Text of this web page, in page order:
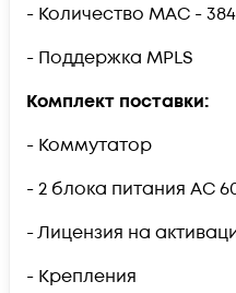
- Количество MAC -
- Поддержка MPLS
Комплект поставки:
- Коммутатор
- 2 блока питания AC
- Лицензия на
- Крепления